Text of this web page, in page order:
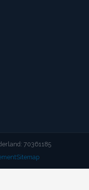
70361185
Sitemap